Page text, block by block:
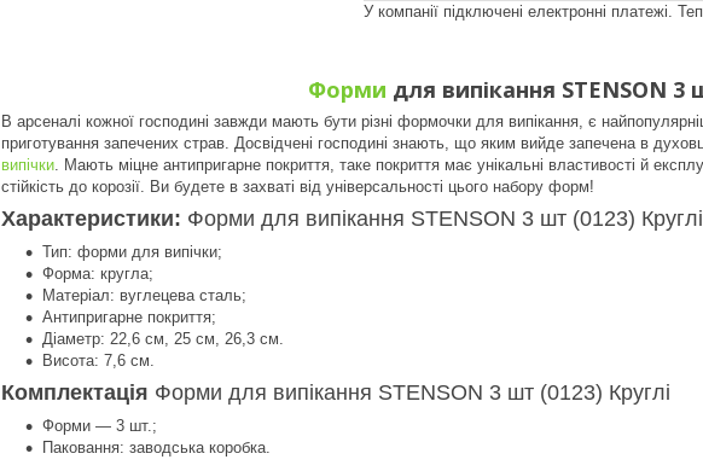
У компанії підключені електронні платежі.
Форми для випікання STENSON 3
В арсеналі кожної господині завжди мають бути різні формочки для випікання, є
приготування запечених страв. Досвідчені господині знають, що яким вийде запечена в
випічки
Мають міцне антипригарне покриття, таке покриття має унікальні властивості й
стійкість до корозії.
Ви будете в захваті від універсальності цього набору форм!
Характеристики: Форми для випікання STENSON 3 шт (0123) Круглі
Тип: форми для випічки;
Форма: кругла;
Матеріал: вуглецева сталь;
Антипригарне покриття;
Діаметр: 22,6 см, 25 см, 26,3 см.
Висота: 7,6 см.
Комплектація Форми для випікання STENSON 3 шт (0123) Круглі
Форми — 3 шт.;
Паковання: заводська коробка.